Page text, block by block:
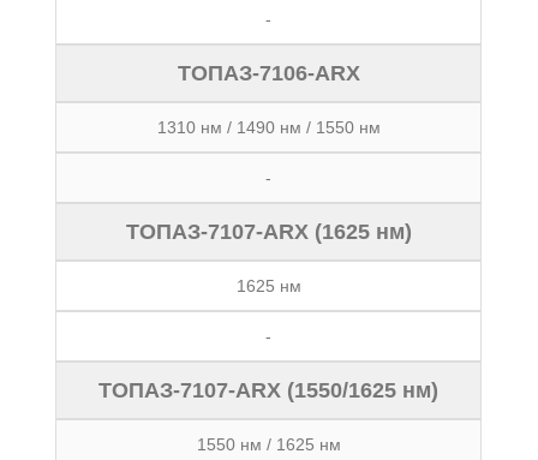
-
ТОПАЗ-7106-ARX
1310 нм / 1490 нм / 1550 нм
-
ТОПАЗ-7107-ARX (1625 нм)
1625 нм
-
ТОПАЗ-7107-ARX (1550/1625 нм)
1550 нм / 1625 нм